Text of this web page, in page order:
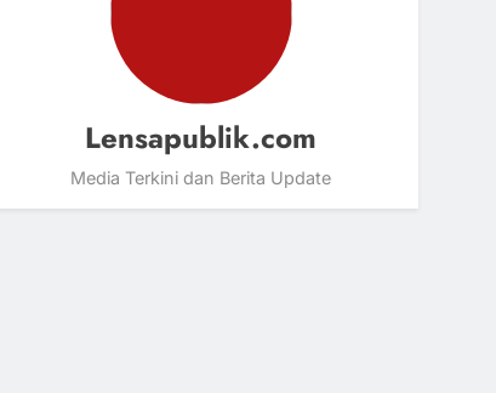
Lensapublik.com
Media Terkini dan Berita Update